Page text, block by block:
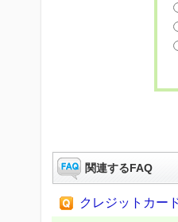
関連するFAQ
クレジットカー